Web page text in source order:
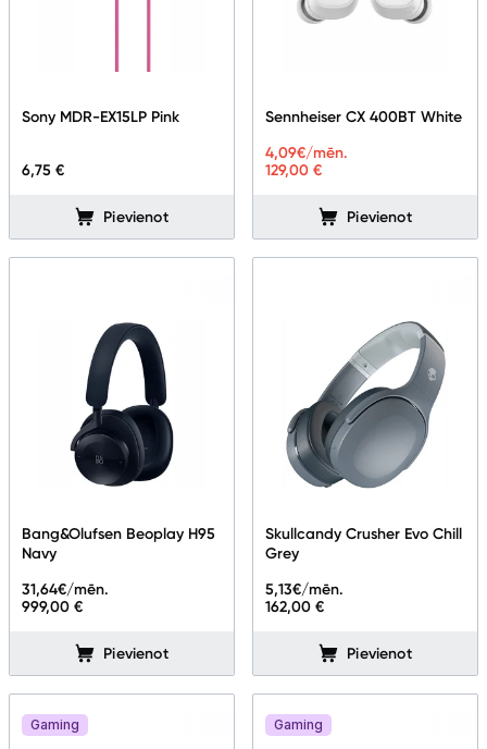
Akustiskās sistēmas
Skaļruņi
Bezvadu skaļruņi
Pastiprinātāji
Vinila plašu atskaņotāji
Studijas skaņas aprīkojums
Portatīvie datori un piederumi
Sony MDR-EX15LP Pink
6,75 €
Pievienot
Sennheiser CX 400BT White
129,00 €
4,09€/mēn.
Pievienot
Bang&Olufsen Beoplay H95
Navy
999,00 €
31,64€/mēn.
Pievienot
Skullcandy Crusher Evo Chill
Grey
162,00 €
5,13€/mēn.
Pievienot
Gaming Gaming